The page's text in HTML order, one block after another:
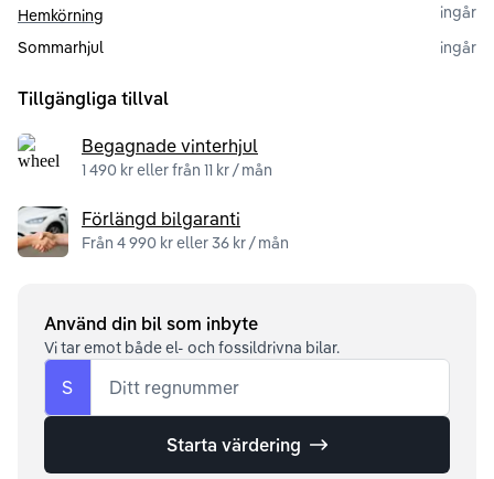
Hemkörning
ingår
Sommarhjul
ingår
Tillgängliga tillval
Begagnade vinterhjul
1 490 kr eller från 11 kr / mån
Förlängd bilgaranti
Från 4 990 kr eller 36 kr / mån
Använd din bil som inbyte
Vi tar emot både el- och fossildrivna bilar.
S Ditt regnummer
Starta värdering